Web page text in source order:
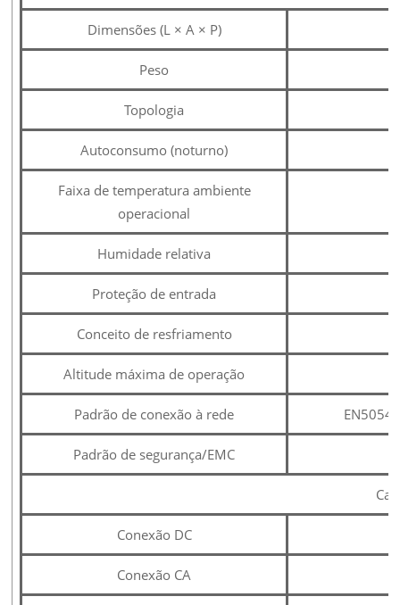
Dimensões (L × A × P)
Peso
Topologia
Autoconsumo (noturno)
Faixa de temperatura ambiente
operacional
Humidade relativa
Proteção de entrada
Conceito de resfriamento
Altitude máxima de operação
Padrão de conexão à rede
Padrão de segurança/EMC
Conexão DC
Conexão CA